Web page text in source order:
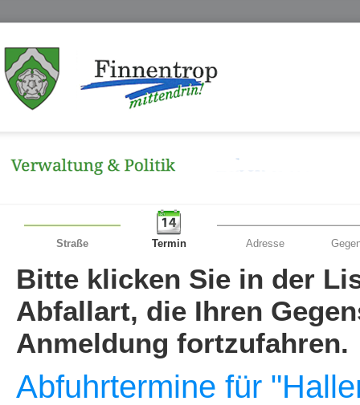
Straße Termin Adresse
Bitte klicken Sie in der
Abfallart, die Ihren
Anmeldung fortzufahren.
Abfuhrtermine für